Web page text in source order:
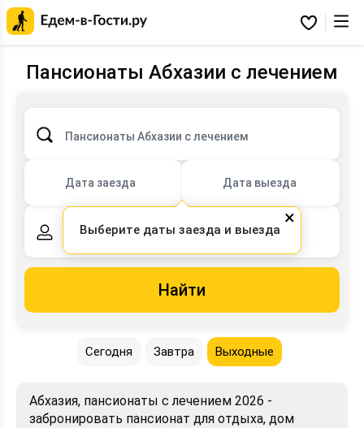
Гости.ру
Избранное
Пансионаты Абхазии с лечением
Пансионаты Абхазии с лечением
Дата заезда Дата выезда
2 взрослых, 0 детей
Найти
Сегодня Завтра Выходные
Абхазия, пансионаты с лечением 2026 -
забронировать пансионат для отдыха, дом
×
Выберите даты заезда и выезда